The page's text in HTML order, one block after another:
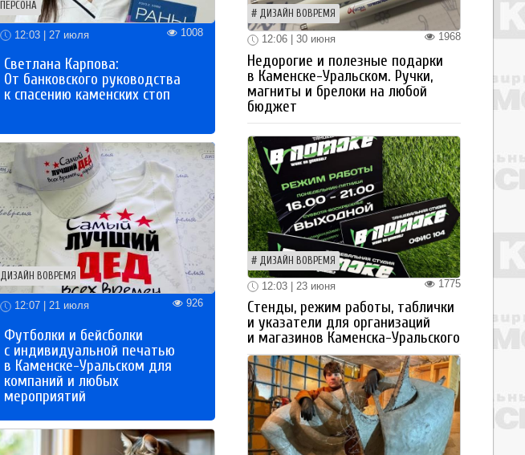
ПЕРСОНА
12:03 | 27 июля 1008
Светлана Карпова:
От банковского руководства
к спасению каменских стоп
ДИЗАЙН ВОВРЕМЯ
12:07 | 21 июля 926
Футболки и бейсболки
с индивидуальной печатью
в Каменске-Уральском для
компаний и любых
мероприятий
ДИЗАЙН ВОВРЕМЯ
1968
12:06 | 30 июня
Недорогие и полезные подарки
в Каменске-Уральском. Ручки,
магниты и брелоки на любой
бюджет
ДИЗАЙН ВОВРЕМЯ
1775
12:03 | 23 июня
Стенды, режим работы, таблички
и указатели для организаций
и магазинов Каменска-Уральского